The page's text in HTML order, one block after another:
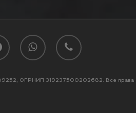
whatsapp phone
ОГРНИП 319237500202682. Все права